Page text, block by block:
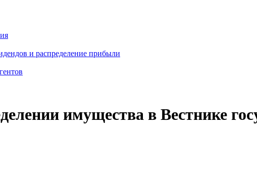
и распределение прибыли
имущества в Вестнике